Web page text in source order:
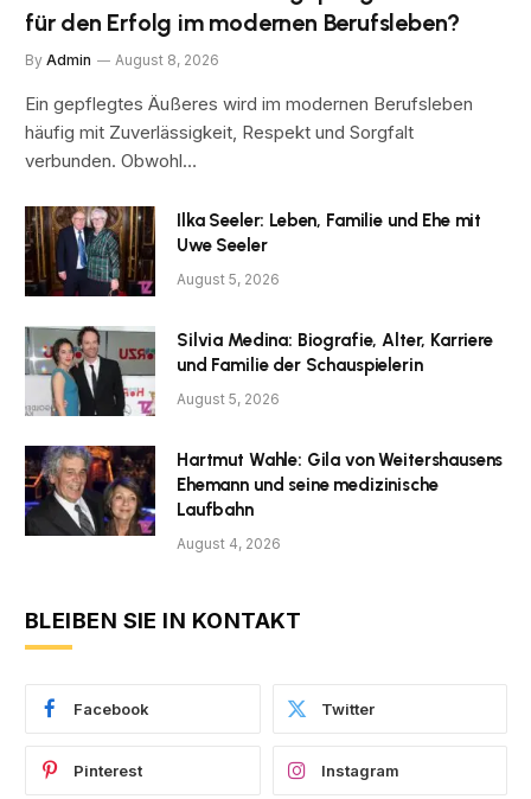
für den Erfolg im modernen Berufsleben?
By Admin August 8, 2026
Ein gepflegtes Äußeres wird im modernen Berufsleben
häufig mit Zuverlässigkeit, Respekt und Sorgfalt
verbunden. Obwohl…
Ilka Seeler: Leben, Familie und Ehe mit
Uwe Seeler
August 5, 2026
Silvia Medina: Biografie, Alter, Karriere
und Familie der Schauspielerin
August 5, 2026
Hartmut Wahle: Gila von Weitershausens
Ehemann und seine medizinische
Laufbahn
August 4, 2026
BLEIBEN SIE IN KONTAKT
Facebook Twitter
Pinterest Instagram